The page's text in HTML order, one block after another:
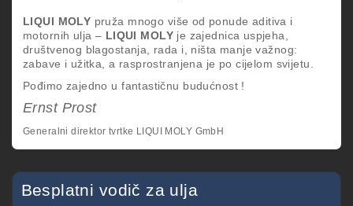
LIQUI MOLY pruža mnogo više od ponude aditiva i
motornih ulja – LIQUI MOLY je zajednica uspjeha,
društvenog blagostanja, rada i, ništa manje važnog:
zabave i užitka, a rasprostranjena je po cijelom svijetu.
Pođimo zajedno u fantastičnu budućnost !
Ernst Prost
Generalni direktor tvrtke LIQUI MOLY GmbH
Besplatni vodič za ulja